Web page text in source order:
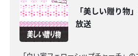
「美しい贈り物
放送